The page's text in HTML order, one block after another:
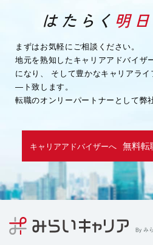
まずはお気軽にご相談ください。
地元を熟知したキャリアアドバイザ
になり、
そして豊かなキャリアラ
―ト致します。
転職のオンリーパートナーとして弊
キャリアアドバイザーへ 無料転